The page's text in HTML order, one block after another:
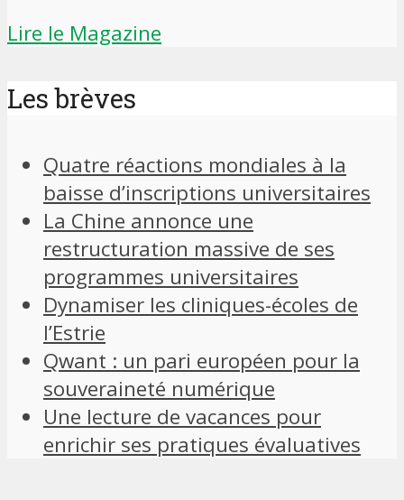
Lire le Magazine
Les brèves
Quatre réactions mondiales à la
baisse d’inscriptions universitaires
La Chine annonce une
restructuration massive de ses
programmes universitaires
Dynamiser les cliniques-écoles de
l’Estrie
Qwant : un pari européen pour la
souveraineté numérique
Une lecture de vacances pour
enrichir ses pratiques évaluatives